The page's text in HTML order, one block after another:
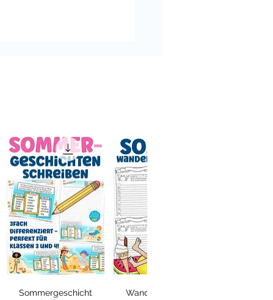
Schnellansicht
Sommergeschicht
Schnellansicht
Wandergeschicht